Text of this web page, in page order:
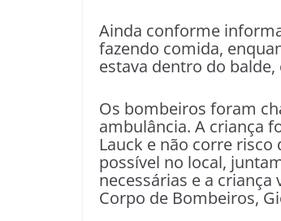
Ainda conforme
fazendo comida,
estava dentro do
Os bombeiros foram
ambulância. A criança
Lauck e não corre risco
possível no local,
necessárias e a
Corpo de Bombeiros,